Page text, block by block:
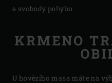
a svobody pohybu.
KRMENO
U hovězího masa máte na